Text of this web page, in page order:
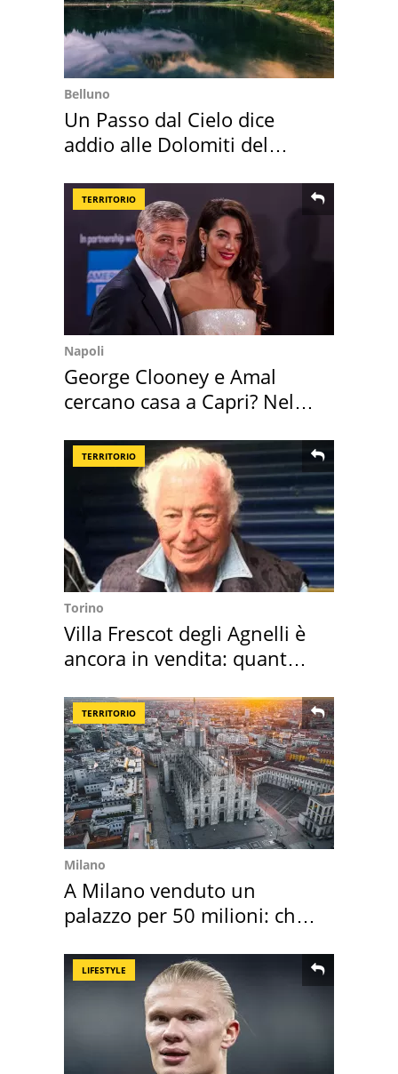
Belluno
Un Passo dal Cielo dice
addio alle Dolomiti del
TERRITORIO
Napoli
George Clooney e Amal
cercano casa a Capri? Nel
TERRITORIO
Torino
Villa Frescot degli Agnelli è
ancora in vendita: quanto
TERRITORIO
Milano
A Milano venduto un
palazzo per 50 milioni: chi
LIFESTYLE